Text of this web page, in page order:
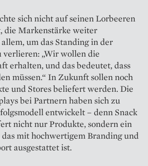
sich nicht auf seinen Lorbeeren
die Markenstärke weiter
um das Standing in der
verlieren: „Wir wollen die
erhalten, und das bedeutet, dass
müssen.“ In Zukunft sollen noch
und Stores beliefert werden. Die
bei Partnern haben sich zu
entwickelt – denn Snack
nicht nur Produkte, sondern ein
das mit hochwertigem Branding und
ausgestattet ist.